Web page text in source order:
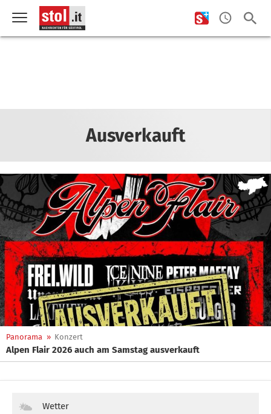
Ausverkauft
Panorama » Konzert
Alpen Flair 2026 auch am Samstag ausverkauft
Wetter